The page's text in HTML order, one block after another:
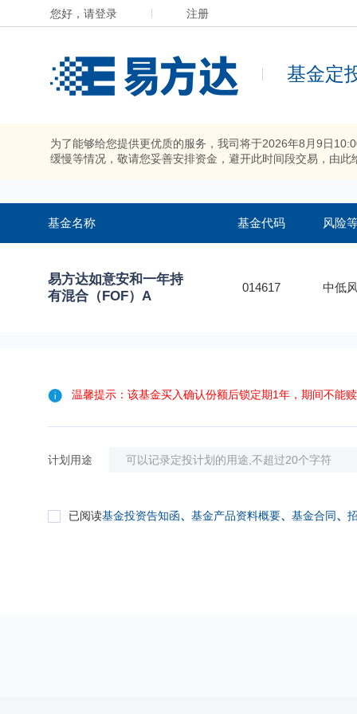
您好，请登录 注册
基金定
为了能够给您提供更优质的服务，我司将于2026年8月9日
缓慢等情况，敬请您妥善安排资金，避开此时间段交易，由此
基金名称 基金代码 风险
易方达如意安和一年持
有混合（FOF）A
014617 中低
温馨提示：该基金买入确认份额后锁定期1年，期间不能
计划用途
已阅读基金投资告知函、 基金产品资料概要、 基金合同、